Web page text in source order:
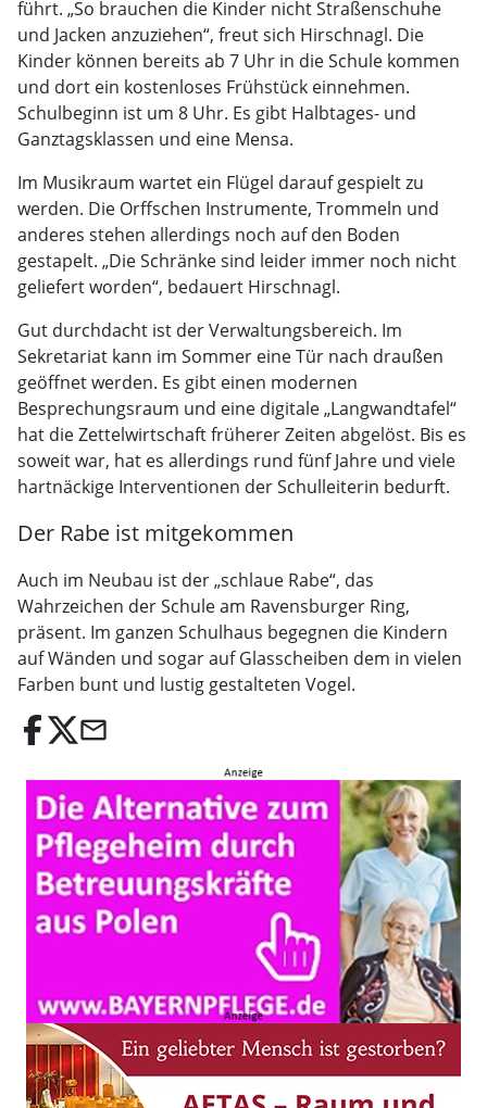
führt. „So brauchen die Kinder nicht Straßenschuhe
und Jacken anzuziehen“, freut sich Hirschnagl. Die
Kinder können bereits ab 7 Uhr in die Schule kommen
und dort ein kostenloses Frühstück einnehmen.
Schulbeginn ist um 8 Uhr. Es gibt Halbtages- und
Ganztagsklassen und eine Mensa.
Im Musikraum wartet ein Flügel darauf gespielt zu
werden. Die Orffschen Instrumente, Trommeln und
anderes stehen allerdings noch auf den Boden
gestapelt. „Die Schränke sind leider immer noch nicht
geliefert worden“, bedauert Hirschnagl.
Gut durchdacht ist der Verwaltungsbereich. Im
Sekretariat kann im Sommer eine Tür nach draußen
geöffnet werden. Es gibt einen modernen
Besprechungsraum und eine digitale „Langwandtafel“
hat die Zettelwirtschaft früherer Zeiten abgelöst. Bis es
soweit war, hat es allerdings rund fünf Jahre und viele
hartnäckige Interventionen der Schulleiterin bedurft.
Der Rabe ist mitgekommen
Auch im Neubau ist der „schlaue Rabe“, das
Wahrzeichen der Schule am Ravensburger Ring,
präsent. Im ganzen Schulhaus begegnen die Kindern
auf Wänden und sogar auf Glasscheiben dem in vielen
Farben bunt und lustig gestalteten Vogel.
email